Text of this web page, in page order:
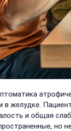
в желудке.
и общая
но